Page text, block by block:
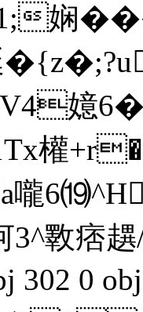
娴
嬑
權
a嚨
斁痞
302 0